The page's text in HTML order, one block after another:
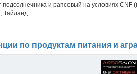
и рапсовый на условиях CNF
Тайланд
по продуктам питания и